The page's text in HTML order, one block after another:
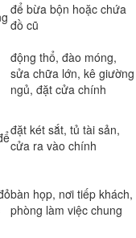
để bừa bộn hoặc chứa
đồ cũ
động thổ, đào móng,
sửa chữa lớn, kê giường
ngủ, đặt cửa chính
đặt két sắt, tủ tài sản,
cửa ra vào chính
bàn họp, nơi tiếp khách,
phòng làm việc chung